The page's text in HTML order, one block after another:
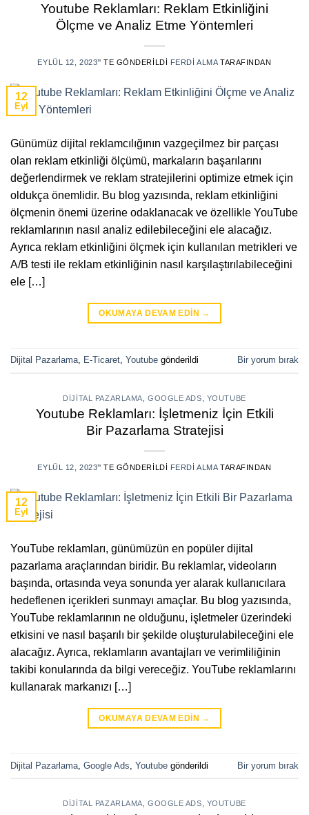
Youtube Reklamları: Reklam Etkinliğini
Ölçme ve Analiz Etme Yöntemleri
EYLÜL 12, 2023’' TE GÖNDERILDI FERDI ALMATARAFINDAN
12
Eyl
Günümüz dijital reklamcılığının vazgeçilmez bir parçası
olan reklam etkinliği ölçümü, markaların başarılarını
değerlendirmek ve reklam stratejilerini optimize etmek için
oldukça önemlidir. Bu blog yazısında, reklam etkinliğini
ölçmenin önemi üzerine odaklanacak ve özellikle YouTube
reklamlarının nasıl analiz edilebileceğini ele alacağız.
Ayrıca reklam etkinliğini ölçmek için kullanılan metrikleri ve
A/B testi ile reklam etkinliğinin nasıl karşılaştırılabileceğini
ele […]
OKUMAYA DEVAM EDIN →
Dijital Pazarlama E-Ticaret Youtube gönderildi Bir yorum bırak
DIJITAL PAZARLAMA GOOGLE ADS YOUTUBE
Youtube Reklamları: İşletmeniz İçin Etkili
Bir Pazarlama Stratejisi
EYLÜL 12, 2023’' TE GÖNDERILDI FERDI ALMATARAFINDAN
12
Eyl
YouTube reklamları, günümüzün en popüler dijital
pazarlama araçlarından biridir. Bu reklamlar, videoların
başında, ortasında veya sonunda yer alarak kullanıcılara
hedeflenen içerikleri sunmayı amaçlar. Bu blog yazısında,
YouTube reklamlarının ne olduğunu, işletmeler üzerindeki
etkisini ve nasıl başarılı bir şekilde oluşturulabileceğini ele
alacağız. Ayrıca, reklamların avantajları ve verimliliğinin
takibi konularında da bilgi vereceğiz. YouTube reklamlarını
kullanarak markanızı […]
OKUMAYA DEVAM EDIN →
Dijital Pazarlama Google Ads Youtube gönderildi Bir yorum bırak
DIJITAL PAZARLAMA GOOGLE ADS YOUTUBE